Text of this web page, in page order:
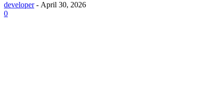
developer - April 30, 2026
0